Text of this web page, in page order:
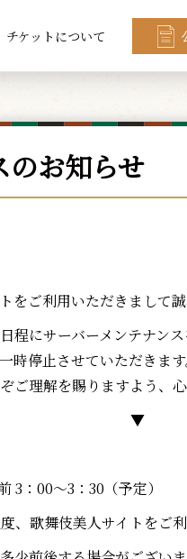
チケットについて
のお知らせ
をご利用いただきまして誠
程にサーバーメンテナン
時停止させていただきま
ご理解を賜りますよう、
▼
：00～3：30（予定）
、歌舞伎美人サイトをご